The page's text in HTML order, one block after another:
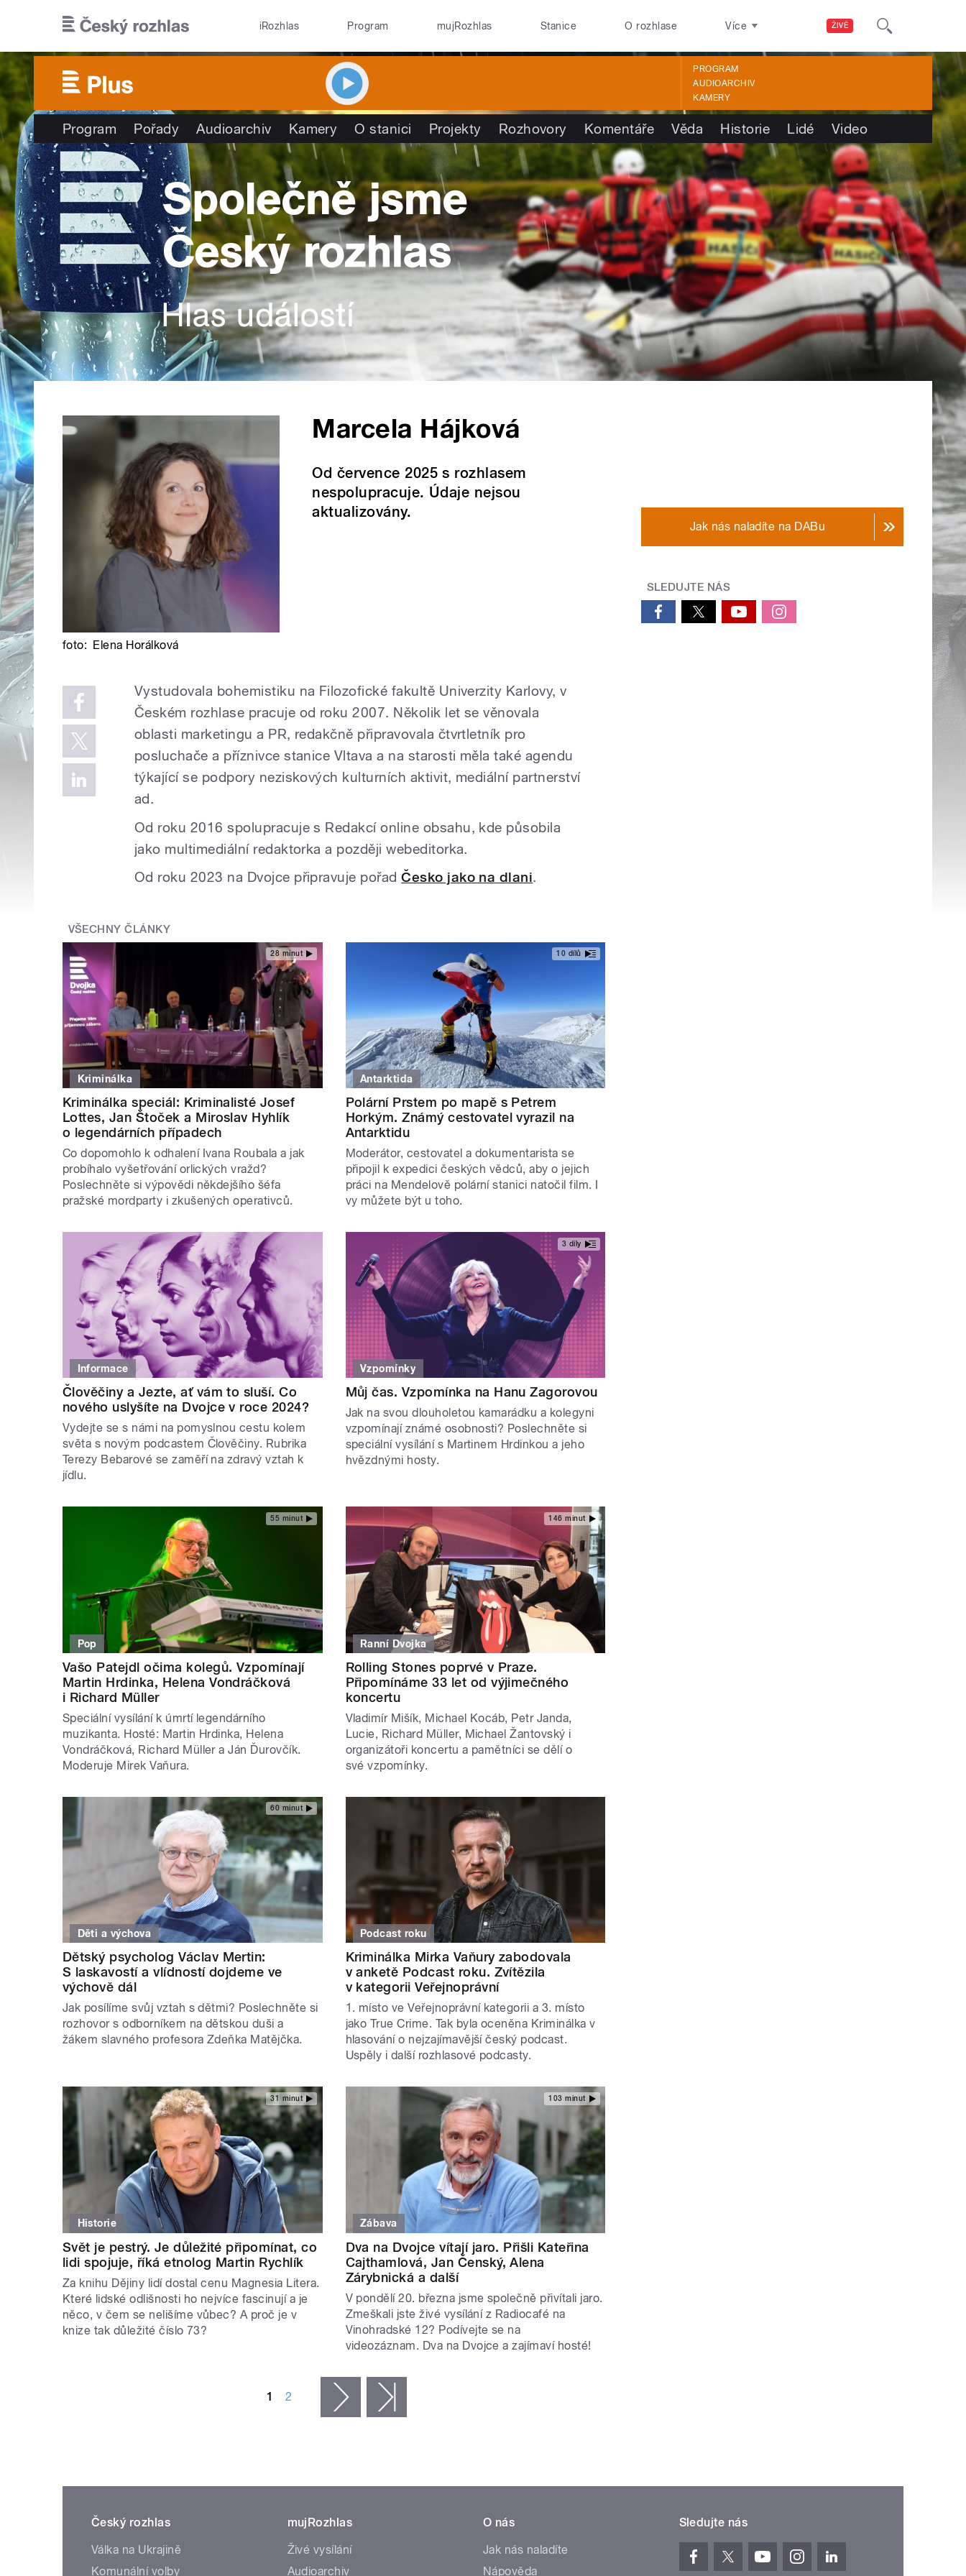
ŽIVĚ
iRozhlas Program mujRozhlas Stanice O rozhlase Více
PROGRAM
AUDIOARCHIV
KAMERY
Program Pořady Audioarchiv Kamery O stanici Projekty Rozhovory Komentáře Věda Historie Lidé Video
Marcela Hájková
Od července 2025 s rozhlasem
nespolupracuje. Údaje nejsou
aktualizovány.
foto: Elena Horálková
Vystudovala bohemistiku na Filozofické fakultě Univerzity Karlovy, v
Českém rozhlase pracuje od roku 2007. Několik let se věnovala
oblasti marketingu a PR, redakčně připravovala čtvrtletník pro
posluchače a příznivce stanice Vltava a na starosti měla také agendu
týkající se podpory neziskových kulturních aktivit, mediální partnerství
ad.
Od roku 2016 spolupracuje s Redakcí online obsahu, kde působila
jako multimediální redaktorka a později webeditorka.
Od roku 2023 na Dvojce připravuje pořadČesko jako na dlani.
VŠECHNY ČLÁNKY
28 minut
Kriminálka
Kriminálka speciál: Kriminalisté Josef
Lottes, Jan Štoček a Miroslav Hyhlík
o legendárních případech
Co dopomohlo k odhalení Ivana Roubala a jak
probíhalo vyšetřování orlických vražd?
Poslechněte si výpovědi někdejšího šéfa
pražské mordparty i zkušených operativců.
10 dílů
Antarktida
Polární Prstem po mapě s Petrem
Horkým. Známý cestovatel vyrazil na
Antarktidu
Moderátor, cestovatel a dokumentarista se
připojil k expedici českých vědců, aby o jejich
práci na Mendelově polární stanici natočil film. I
vy můžete být u toho.
Informace
Člověčiny a Jezte, ať vám to sluší. Co
nového uslyšíte na Dvojce v roce 2024?
Vydejte se s námi na pomyslnou cestu kolem
světa s novým podcastem Člověčiny. Rubrika
Terezy Bebarové se zaměří na zdravý vztah k
jídlu.
3 díly
Vzpomínky
Můj čas. Vzpomínka na Hanu Zagorovou
Jak na svou dlouholetou kamarádku a kolegyni
vzpomínají známé osobnosti? Poslechněte si
speciální vysílání s Martinem Hrdinkou a jeho
hvězdnými hosty.
55 minut
Pop
Vašo Patejdl očima kolegů. Vzpomínají
Martin Hrdinka, Helena Vondráčková
i Richard Müller
Speciální vysílání k úmrtí legendárního
muzikanta. Hosté: Martin Hrdinka, Helena
Vondráčková, Richard Müller a Ján Ďurovčík.
Moderuje Mirek Vaňura.
146 minut
Ranní Dvojka
Rolling Stones poprvé v Praze.
Připomínáme 33 let od výjimečného
koncertu
Vladimír Mišík, Michael Kocáb, Petr Janda,
Lucie, Richard Müller, Michael Žantovský i
organizátoři koncertu a pamětníci se dělí o
své vzpomínky.
60 minut
Děti a výchova
Dětský psycholog Václav Mertin:
S laskavostí a vlídností dojdeme ve
výchově dál
Jak posílíme svůj vztah s dětmi? Poslechněte si
rozhovor s odborníkem na dětskou duši a
žákem slavného profesora Zdeňka Matějčka.
Podcast roku
Kriminálka Mirka Vaňury zabodovala
v anketě Podcast roku. Zvítězila
v kategorii Veřejnoprávní
1. místo ve Veřejnoprávní kategorii a 3. místo
jako True Crime. Tak byla oceněna Kriminálka v
hlasování o nejzajímavější český podcast.
Uspěly i další rozhlasové podcasty.
31 minut
Historie
Svět je pestrý. Je důležité připomínat, co
lidi spojuje, říká etnolog Martin Rychlík
Za knihu Dějiny lidí dostal cenu Magnesia Litera.
Které lidské odlišnosti ho nejvíce fascinují a je
něco, v čem se nelišíme vůbec? A proč je v
knize tak důležité číslo 73?
103 minut
Zábava
Dva na Dvojce vítají jaro. Přišli Kateřina
Cajthamlová, Jan Čenský, Alena
Zárybnická a další
V pondělí 20. března jsme společně přivítali jaro.
Zmeškali jste živé vysílání z Radiocafé na
Vinohradské 12? Podívejte se na
videozáznam. Dva na Dvojce a zajímaví hosté!
1 2 následující ›
Jak nás naladíte na DABu
SLEDUJTE NÁS
Český rozhlas
Válka na Ukrajině
Komunální volby
mujRozhlas
Živé vysílání
Audioarchiv
O nás
Jak nás naladíte
Nápověda
Sledujte nás